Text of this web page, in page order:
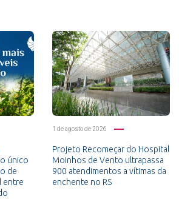
único
de
entre
1 de agosto de 2026
Projeto Recomeçar do Hospital
Moinhos de Vento ultrapassa
900 atendimentos a vítimas da
enchente no RS